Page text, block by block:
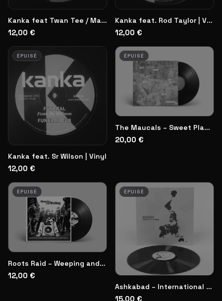
Kanka feat Twan Tee / Mark Iration | Vinyl
12,00 €
Kanka feat. Rod Taylor | Vinyl
12,00 €
ÉPUISÉ
Kanka feat. Sr Wilson | Vinyl
12,00 €
ÉPUISÉ
The Maucals – Sweet Places | Vinyl
20,00 €
ÉPUISÉ
Roots Raid – Weeping and Wailing | Vinyl
12,00 €
ÉPUISÉ
Ashkabad – International Skankers | Vinyl
15,00 €